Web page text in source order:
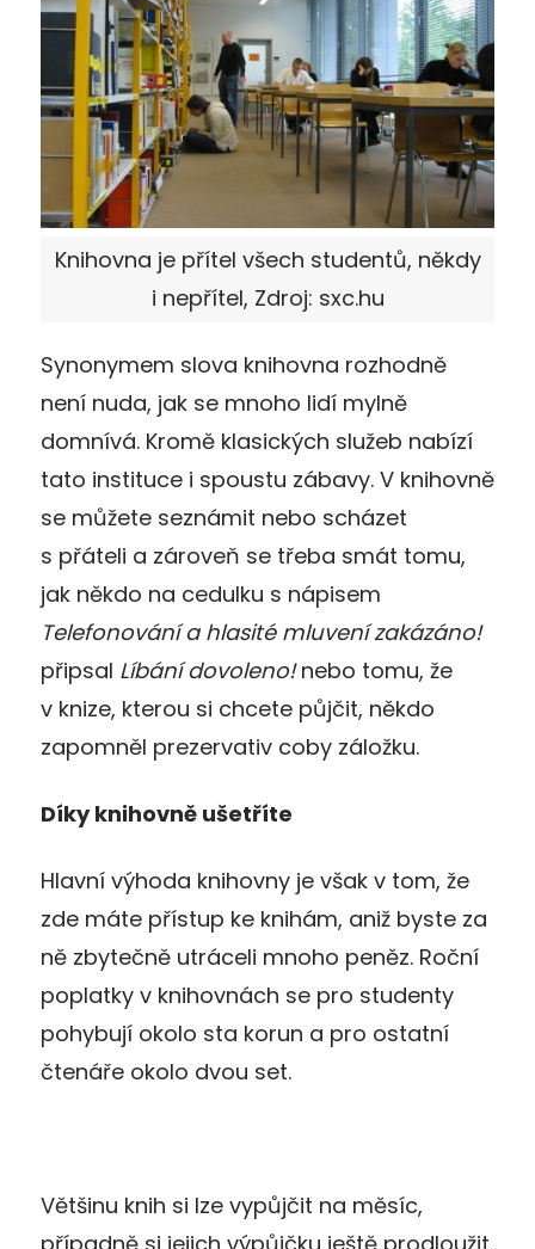
Knihovna je přítel všech studentů, někdy
i nepřítel, Zdroj: sxc.hu
Synonymem slova knihovna rozhodně
není nuda, jak se mnoho lidí mylně
domnívá. Kromě klasických služeb nabízí
tato instituce i spoustu zábavy. V knihovně
se můžete seznámit nebo scházet
s přáteli a zároveň se třeba smát tomu,
jak někdo na cedulku s nápisem
Telefonování a hlasité mluvení zakázáno!
připsal Líbání dovoleno!nebo tomu, že
v knize, kterou si chcete půjčit, někdo
zapomněl prezervativ coby záložku.
Díky knihovně ušetříte
Hlavní výhoda knihovny je však v tom, že
zde máte přístup ke knihám, aniž byste za
ně zbytečně utráceli mnoho peněz. Roční
poplatky v knihovnách se pro studenty
pohybují okolo sta korun a pro ostatní
čtenáře okolo dvou set.
Většinu knih si lze vypůjčit na měsíc,